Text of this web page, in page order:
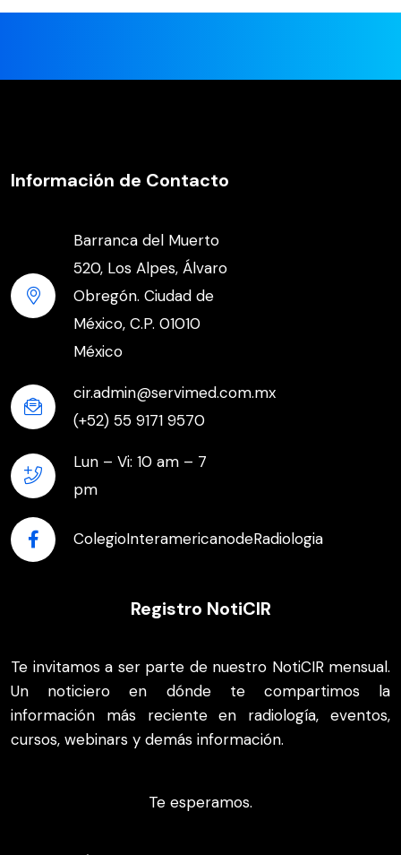
Información de Contacto
Barranca del Muerto
520, Los Alpes, Álvaro
Obregón. Ciudad de
México, C.P. 01010
México
cir.admin@servimed.com.mx
(+52) 55 9171 9570
Lun – Vi: 10 am – 7
pm
ColegioInteramericanodeRadiologia
Registro NotiCIR
Te invitamos a ser parte de nuestro NotiCIR mensual.
Un noticiero en dónde te compartimos la
información más reciente en radiología, eventos,
cursos, webinars y demás información.
Te esperamos.